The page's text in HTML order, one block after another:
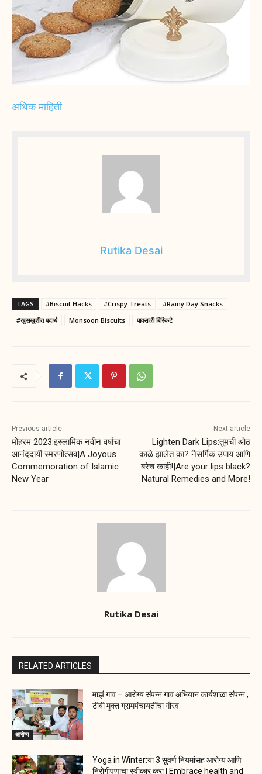
अधिक माहिती
Rutika Desai
TAGS #Biscuit Hacks #Crispy Treats
#Rainy Day Snacks
#खुसखुशीत पदार्थ
Monsoon Biscuits पावसाळी बिस्किटे
Previous article
मोहरम 2023:इस्लामिक नवीन वर्षाचा
आनंददायी स्मरणोत्सव|A Joyous
Commemoration of Islamic
New Year
Next article
Lighten Dark Lips:तुमची ओठ
काळे झालेत का? नैसर्गिक उपाय आणि
बरेच काही!|Are your lips black?
Natural Remedies and More!
Rutika Desai
RELATED ARTICLES
आरोग्य
माझं गाव – आरोग्य संपन्न गाव अभियान कार्यशाळा संपन्न ;
टीबी मुक्त ग्रामपंचायतींचा गौरव
Yoga in Winter:या 3 सुवर्ण नियमांसह आरोग्य आणि
निरोगीपणाचा स्वीकार करा | Embrace health and